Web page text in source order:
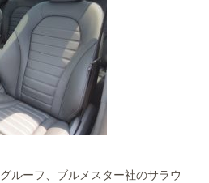
ルーフ、ブルメスター社のサラウ